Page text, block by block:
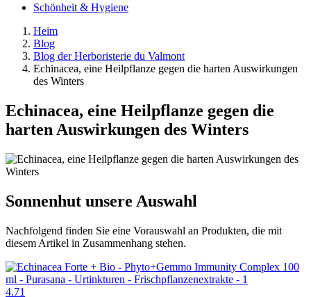
Schönheit & Hygiene
Heim
Blog
Blog der Herboristerie du Valmont
Echinacea, eine Heilpflanze gegen die harten Auswirkungen
des Winters
Echinacea, eine Heilpflanze gegen die
harten Auswirkungen des Winters
Sonnenhut unsere Auswahl
Nachfolgend finden Sie eine Vorauswahl an Produkten, die mit
diesem Artikel in Zusammenhang stehen.
4.71